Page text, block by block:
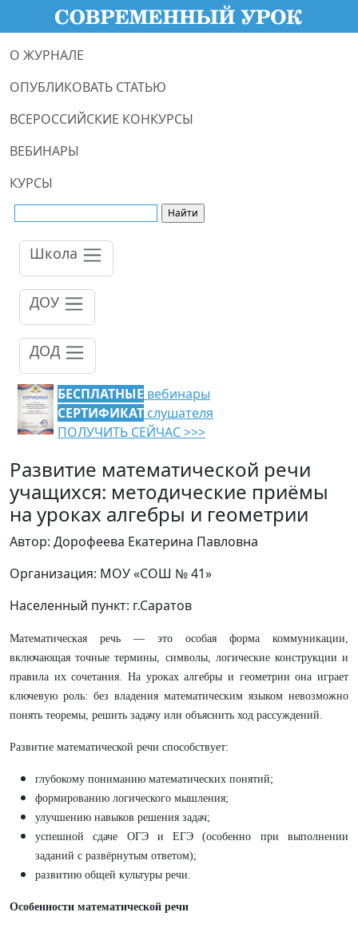
О ЖУРНАЛЕ
ОПУБЛИКОВАТЬ СТАТЬЮ
ВСЕРОССИЙСКИЕ КОНКУРСЫ
ВЕБИНАРЫ
КУРСЫ
Школа
ДОУ
ДОД
БЕСПЛАТНЫЕ вебинары
СЕРТИФИКАТ слушателя
ПОЛУЧИТЬ СЕЙЧАС >>>
Развитие математической речи
учащихся: методические приёмы
на уроках алгебры и геометрии
Автор: Дорофеева Екатерина Павловна
Организация: МОУ «СОШ № 41»
Населенный пункт: г.Саратов
Математическая речь — это особая форма коммуникации,
включающая точные термины, символы, логические конструкции и
правила их сочетания. На уроках алгебры и геометрии она играет
ключевую роль: без владения математическим языком невозможно
понять теоремы, решить задачу или объяснить ход рассуждений.
Развитие математической речи способствует:
глубокому пониманию математических понятий;
формированию логического мышления;
улучшению навыков решения задач;
успешной сдаче ОГЭ и ЕГЭ (особенно при выполнении
заданий с развёрнутым ответом);
развитию общей культуры речи.
Особенности математической речи